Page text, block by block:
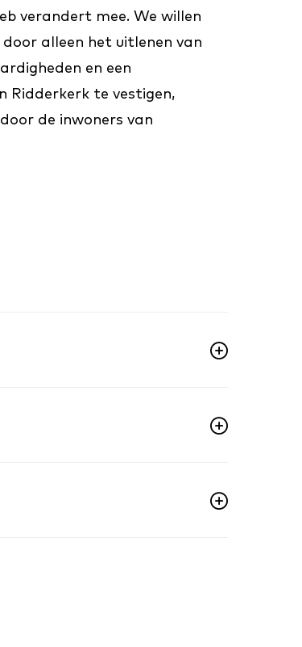
verandert mee. We willen
alleen het uitlenen van
en een
Ridderkerk te vestigen,
de inwoners van